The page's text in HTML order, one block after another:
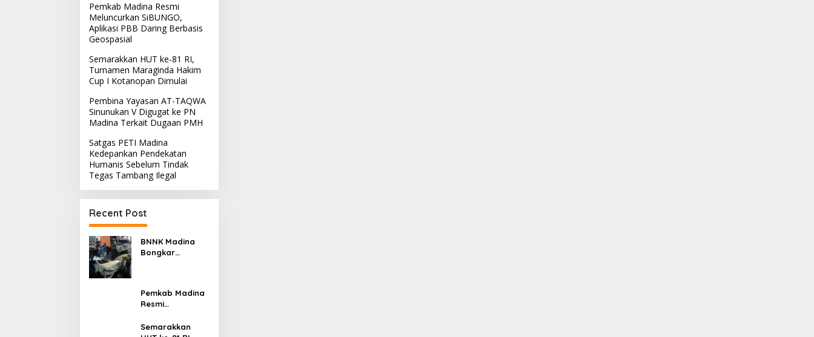
Pemkab Madina Resmi
Meluncurkan SiBUNGO,
Aplikasi PBB Daring Berbasis
Geospasial
Semarakkan HUT ke-81 RI,
Turnamen Maraginda Hakim
Cup I Kotanopan Dimulai
Pembina Yayasan AT-TAQWA
Sinunukan V Digugat ke PN
Madina Terkait Dugaan PMH
Satgas PETI Madina
Kedepankan Pendekatan
Humanis Sebelum Tindak
Tegas Tambang Ilegal
Recent Post
BNNK Madina
Bongkar
Mahasiswa Asal
Bogor Dibekuk
Pemkab Madina
Resmi
SiBUNGO,
Semarakkan